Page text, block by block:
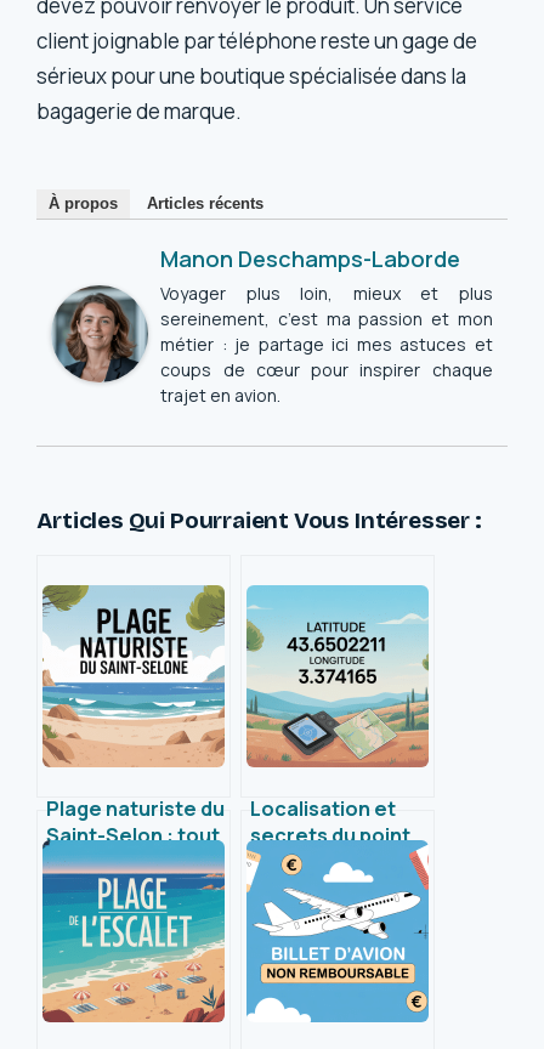
client joignable par téléphone reste un gage de
sérieux pour une boutique spécialisée dans la
bagagerie de marque.
À propos Articles récents
Manon Deschamps-Laborde
Voyager plus loin, mieux et plus
sereinement, c’est ma passion et mon
métier : je partage ici mes astuces et
coups de cœur pour inspirer chaque
trajet en avion.
Articles Qui Pourraient Vous Intéresser :
Plage naturiste du
Saint-Selon : tout
ce qu’il faut savoir
pour une
expérience
réussie
Localisation et
secrets du point
GPS latitude
43.6502211
longitude 3.374165